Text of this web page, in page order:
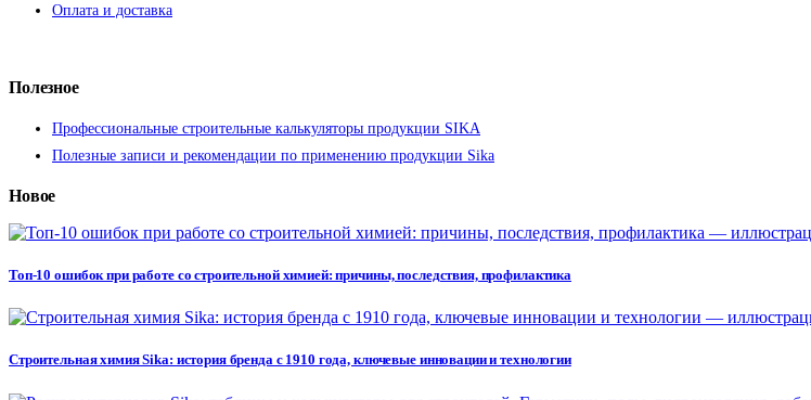
Оплата и доставка
Полезное
Профессиональные строительные калькуляторы продукции SIKA
Полезные записи и рекомендации по применению продукции Sika
Новое
Топ-10 ошибок при работе со строительной химией: причины, последствия, профилактика
Строительная химия Sika: история бренда с 1910 года, ключевые инновации и технологии